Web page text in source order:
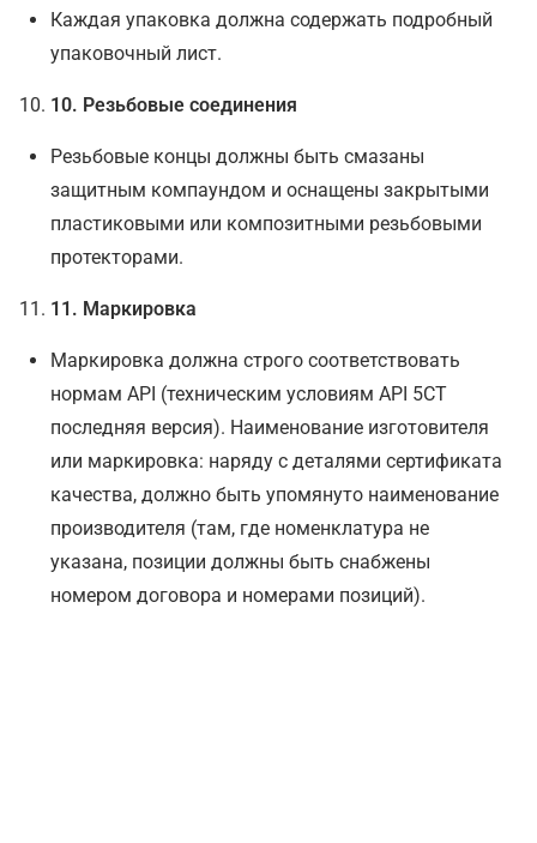
Каждая упаковка должна содержать подробный
упаковочный лист.
10. Резьбовые соединения
Резьбовые концы должны быть смазаны
защитным компаундом и оснащены закрытыми
пластиковыми или композитными резьбовыми
протекторами.
11 . Маркировка
Маркировка должна строго соответствовать
нормам API (техническим условиям API 5CT
последняя версия). Наименование изготовителя
или маркировка: наряду с деталями сертификата
качества, должно быть упомянуто наименование
производителя (там, где номенклатура не
указана, позиции должны быть снабжены
номером договора и номерами позиций).